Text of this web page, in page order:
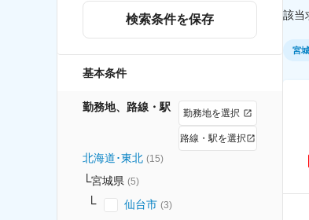
検索条件を保存
基本条件
勤務地、路線・駅 勤務地を選択
路線・駅を選択
北海道･東北 (15)
宮城県 (5)
仙台市 (3)
該当
宮